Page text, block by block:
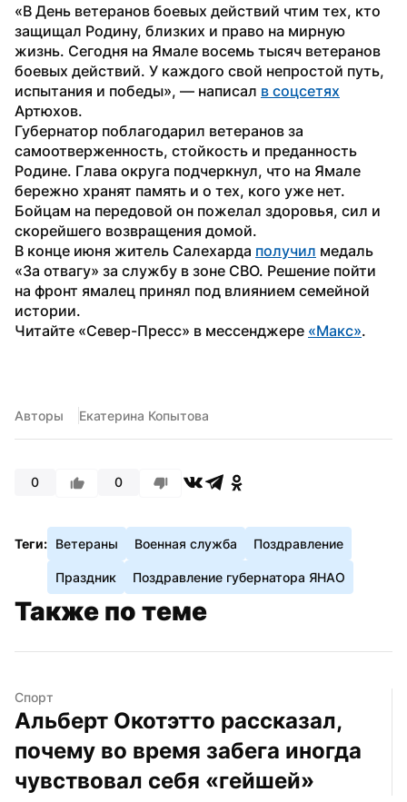
«В День ветеранов боевых действий чтим тех, кто
защищал Родину, близких и право на мирную
жизнь. Сегодня на Ямале восемь тысяч ветеранов
боевых действий. У каждого свой непростой путь,
испытания и победы», — написал в соцсетях
Артюхов.
Губернатор поблагодарил ветеранов за
самоотверженность, стойкость и преданность
Родине. Глава округа подчеркнул, что на Ямале
бережно хранят память и о тех, кого уже нет.
Бойцам на передовой он пожелал здоровья, сил и
скорейшего возвращения домой.
В конце июня житель Салехарда получил медаль
«За отвагу» за службу в зоне СВО. Решение пойти
на фронт ямалец принял под влиянием семейной
истории.
Читайте «Север-Пресс» в мессенджере «Макс».
Авторы Екатерина Копытова
0 0
Теги: Ветераны Военная служба Поздравление
Праздник Поздравление губернатора ЯНАО
Также по теме
Спорт
Альберт Окотэтто рассказал,
почему во время забега иногда
чувствовал себя «гейшей»